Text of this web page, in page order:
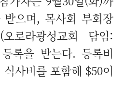
으며, 목사회 부회장
로라광성교회 담임:
록을 받는다. 등록비
사비를 포함해 $50이